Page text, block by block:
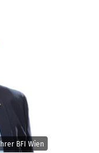
BFI Wien